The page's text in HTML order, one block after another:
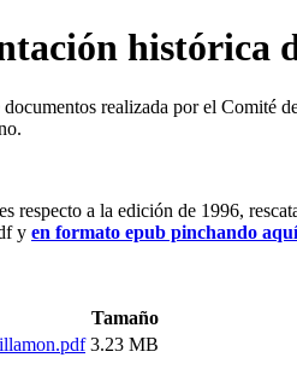
histórica
realizada por el Comité
respecto a la edición de 1996,
y en formato epub pinchando aquí
Tamaño
3.23 MB